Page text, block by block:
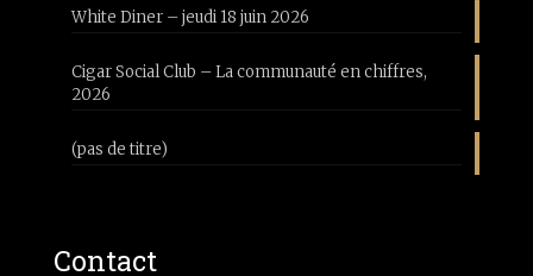
White Diner – jeudi 18 juin 2026
Cigar Social Club – La communauté en chiffres,
2026
(pas de titre)
Contact